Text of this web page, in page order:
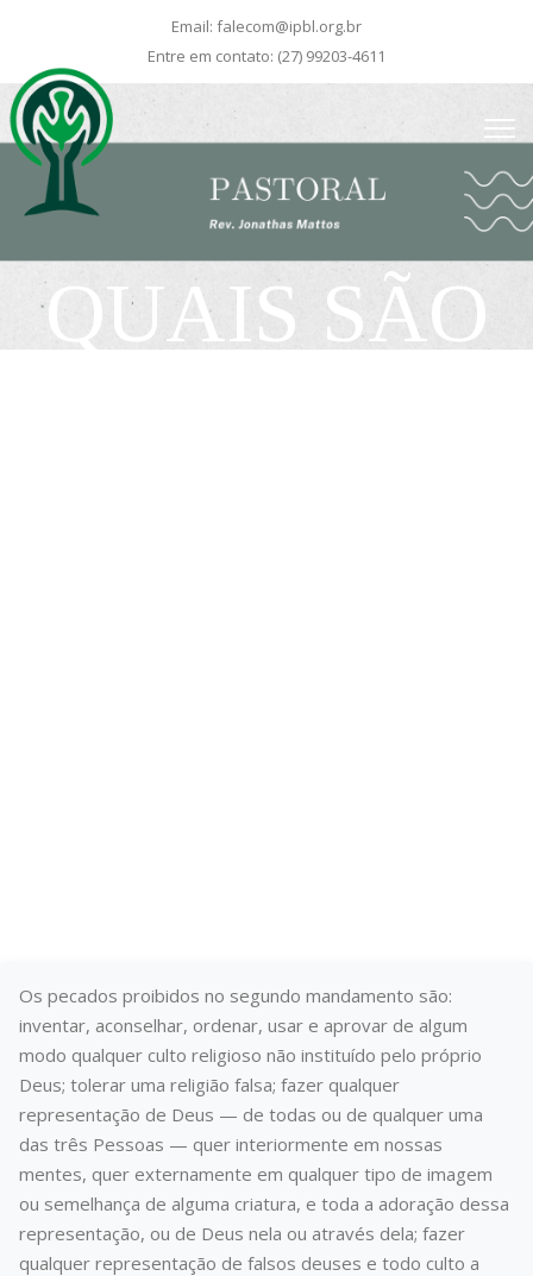
Email: falecom@ipbl.org.br
Entre em contato: (27) 99203-4611
QUAIS SÃO
Os pecados proibidos no segundo mandamento são:
inventar, aconselhar, ordenar, usar e aprovar de algum
modo qualquer culto religioso não instituído pelo próprio
Deus; tolerar uma religião falsa; fazer qualquer
representação de Deus — de todas ou de qualquer uma
das três Pessoas — quer interiormente em nossas
mentes, quer externamente em qualquer tipo de imagem
ou semelhança de alguma criatura, e toda a adoração dessa
representação, ou de Deus nela ou através dela; fazer
qualquer representação de falsos deuses e todo culto a